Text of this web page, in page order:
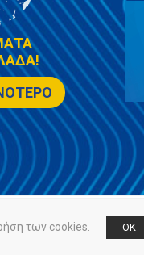
των cookies. OK